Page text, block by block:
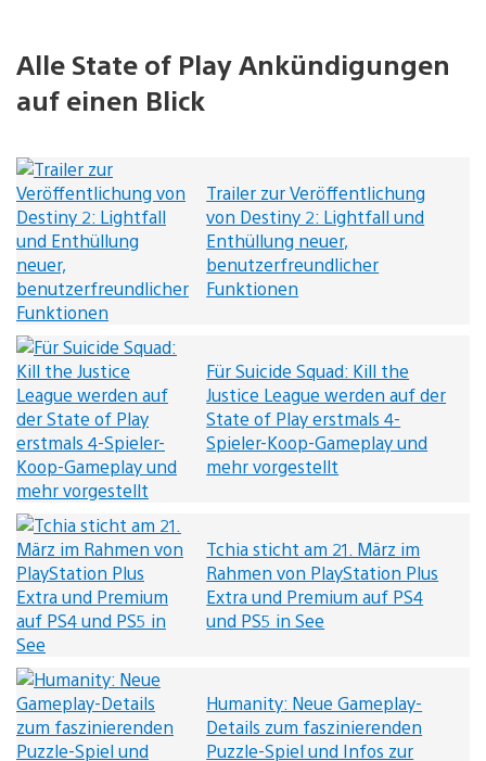
Alle State of Play Ankündigungen
auf einen Blick
Trailer zur Veröffentlichung
von Destiny 2: Lightfall und
Enthüllung neuer,
benutzerfreundlicher
Funktionen
Für Suicide Squad: Kill the
Justice League werden auf der
State of Play erstmals 4-
Spieler-Koop-Gameplay und
mehr vorgestellt
Tchia sticht am 21. März im
Rahmen von PlayStation Plus
Extra und Premium auf PS4
und PS5 in See
Humanity: Neue Gameplay-
Details zum faszinierenden
Puzzle-Spiel und Infos zur